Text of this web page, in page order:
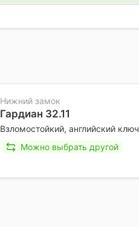
Нижний замок
Гардиан 32.11
Взломостойкий, английский ключ
Можно выбрать другой